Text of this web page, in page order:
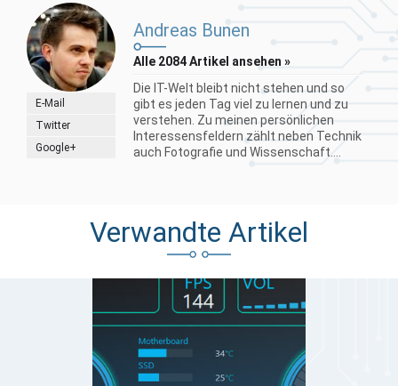
E-Mail
Twitter
Google+
Andreas Bunen
Alle 2084 Artikel ansehen »
Die IT-Welt bleibt nicht stehen und so
gibt es jeden Tag viel zu lernen und zu
verstehen. Zu meinen persönlichen
Interessensfeldern zählt neben Technik
auch Fotografie und Wissenschaft....
Verwandte Artikel